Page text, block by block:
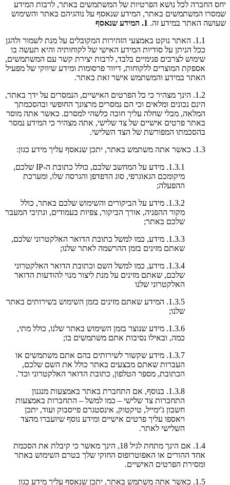
יחס החברה לכל נושא הפרטיות של המשתמשים באתר, לרבות המידע
שמסרו המשתמשים באתר, המידע שנאסף על נוהגיהם באתר והשימוש
שעושה האתר במידע זה. 1. המידע שנאסף
1.1. האתר נוקט באמצעי הזהירות המקובלים על מנת לשמור ולהגן
ככל הניתן על סודיות המידע האישי של לקוחותיה והיא תעשה בו
שימוש לצרכים פנימיים בלבד, לרבות יצירת קשר עם המשתמשים,
אספקת המוצרים ללקוחות, דיוור פרסומות ומידע שיווקי של מפעיל
האתר במידע והמשתמש אישר זאת באתר.
1.2. הינך מצהיר כי כל הפרטים האישיים, הנמסרים על ידך באתר,
הינם נכונים ומלאים וכי הם נמסרים מרצונך החופשי ובהסכמתך
המלאה, מבלי שחלה עליך חובה כלשהי למסרם. כאשר אתה מוסר
באתר פרטים אישיים של צד שלישי, אתה מצהיר כי המידע נמסר
בהסכמתו המפורשת של הצד השלישי.
1.3. כאשר אתה משתמש באתר, יתכן שנאסף עליך מידע כגון:
1.3.1. מידע על המחשב שלכם, כולל כתובת ה-IP שלכם,
מיקומכם הגאוגרפי, סוג הדפדפן והגרסה שלו, ומערכת
ההפעלה;
1.3.2. מידע על הביקורים והשימוש שלכם באתר, כולל
מקור ההפניה, אורך הביקור, צפיות בעמודים, ונתיבי המעבר
שלכם באתר;
1.3.3. מידע, כמו למשל כתובת הדואר האלקטרוני שלכם,
שאתם מזינים בזמן ההרשמה לאתר שלנו;
1.3.4. מידע, כמו למשל השם וכתובת הדואר האלקטרוני
שלכם, שאתם מזינים על מנת ליצור מנוי להודעות הדואר
האלקטרוני שלנו
1.3.5. המידע שאתם מזינים בזמן השימוש בשירותים באתר
שלנו;
1.3.6. מידע שנוצר בזמן השימוש באתר שלנו, כולל מתי,
כמה, ובאילו נסיבות אתם משתמשים בו;
1.3.7. מידע שקשור לשירותים בהם אתם משתמשים או
העברות שאתם מבצעים באתר כולל את השם שלכם,
הכתובת, מספר הטלפון, כתובת הדואר האלקטרוני וכד'.
1.3.8. בנוסף, אם התחברת באתר באמצעות מנגנון
התחברות צד שלישי – כמו למשל – התחברות באמצעות
חשבון ג'ימייל, טיקטוק, אינסטגרם פייסבוק ועוד, יתכן
ויאספו עליך פרטים אישיים ומידע נוסף שיועברו מהצד
השלישי לאתר.
1.4. אם הינך מתחת לגיל 18, הינך מאשר כי קיבלת את הסכמת
אחד ההורים או האפוטרופוס החוקי שלך בטרם השימוש באתר
ומסירת הפרטים האישיים.
1.5. כאשר אתה משתמש באתר, יתכן שנאסף עליך מידע כגון